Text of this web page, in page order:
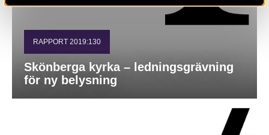
RAPPORT 2019:130
Skönberga kyrka – ledningsgrävning
för ny belysning